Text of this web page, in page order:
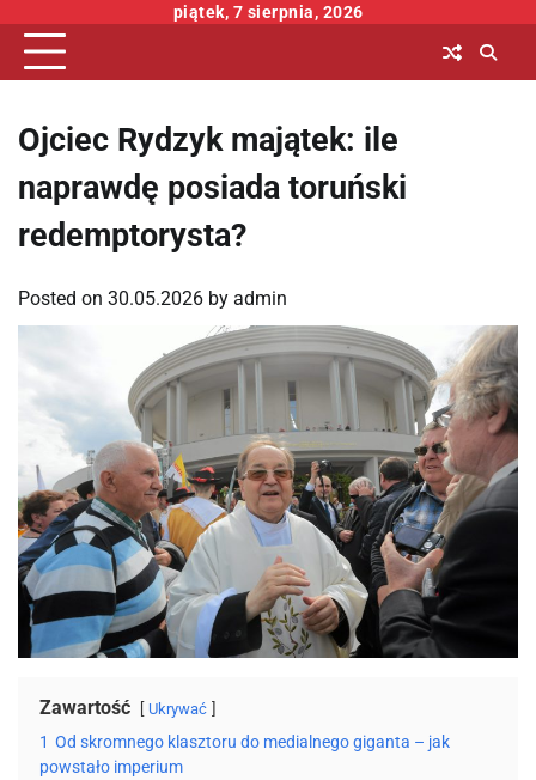
content
piątek, 7 sierpnia, 2026
Ojciec Rydzyk majątek: ile
naprawdę posiada toruński
redemptorysta?
Posted on 30.05.2026 by admin
Zawartość Ukrywać
1 Od skromnego klasztoru do medialnego giganta – jak
powstało imperium